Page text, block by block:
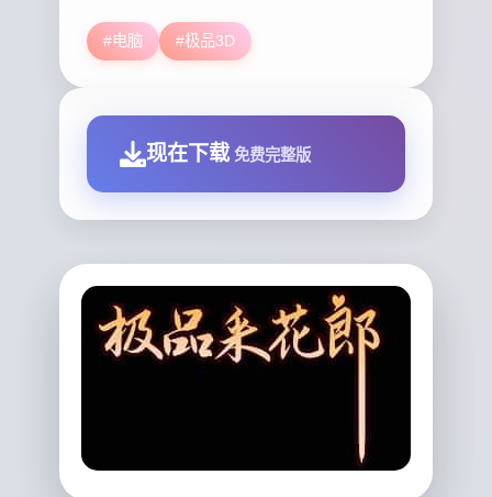
#电脑 #极品3D
现在下载 免费完整版